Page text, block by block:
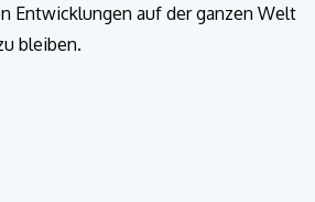
Entwicklungen auf der ganzen Welt
bleiben.